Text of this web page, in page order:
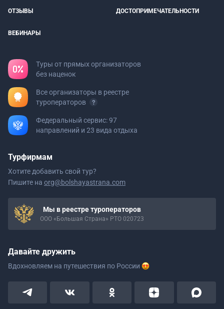
ОТЗЫВЫ ДОСТОПРИМЕЧАТЕЛЬНОСТИ
ВЕБИНАРЫ
Туры от прямых организаторов
без наценок
Все организаторы в реестре
туроператоров
Федеральный сервис: 97
направлений и 23 вида отдыха
Турфирмам
Хотите добавить свой тур?
Пишите на org@bolshayastrana.com
Мы в реестре туроператоров
ООО «Большая Страна» РТО 020723
Давайте дружить
Вдохновляем на путешествия по России